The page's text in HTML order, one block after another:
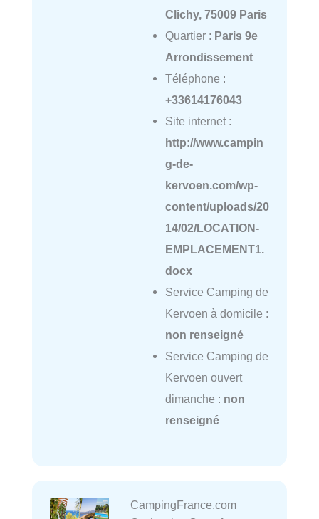
Clichy, 75009 Paris
Quartier : Paris 9e
Arrondissement
Téléphone :
+33614176043
Site internet :
http://www.campin
g-de-
kervoen.com/wp-
content/uploads/20
14/02/LOCATION-
EMPLACEMENT1.
docx
Service Camping de
Kervoen à domicile :
non renseigné
Service Camping de
Kervoen ouvert
dimanche : non
renseigné
CampingFrance.com